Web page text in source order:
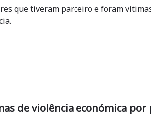
que tiveram parceiro e foram
de violência económica por